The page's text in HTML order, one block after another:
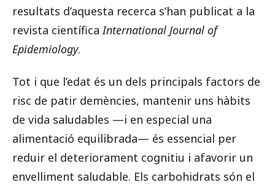
resultats d’aquesta recerca s’han publicat a la
revista científica International Journal of
Epidemiology.
Tot i que l’edat és un dels principals factors de
risc de patir demències, mantenir uns hàbits
de vida saludables —i en especial una
alimentació equilibrada— és essencial per
reduir el deteriorament cognitiu i afavorir un
envelliment saludable. Els carbohidrats són el